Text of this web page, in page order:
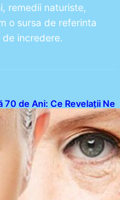
remedii naturiste,
o sursa de referinta
incredere.
70 de Ani: Ce Revelații Ne